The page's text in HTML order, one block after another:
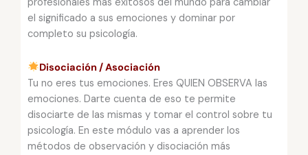
profesionales más exitosos del mundo para cambiar
el significado a sus emociones y dominar por
completo su psicología.
Disociación / Asociación
Tu no eres tus emociones. Eres QUIEN OBSERVA las
emociones. Darte cuenta de eso te permite
disociarte de las mismas y tomar el control sobre tu
psicología. En este módulo vas a aprender los
métodos de observación y disociación más